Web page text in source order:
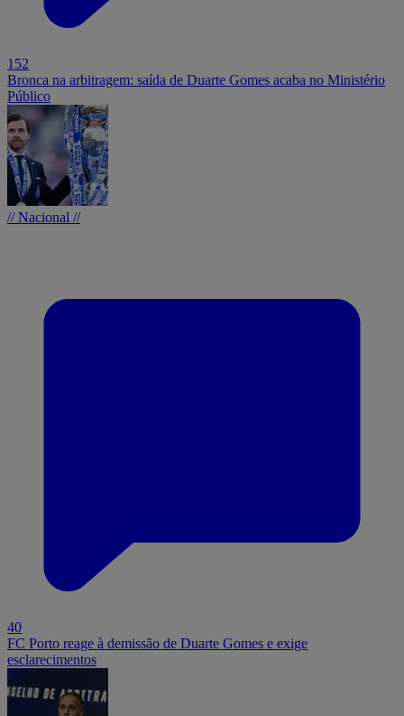
152
Bronca na arbitragem: saída de Duarte Gomes acaba no Ministério
Público
// Nacional //
40
FC Porto reage à demissão de Duarte Gomes e exige
esclarecimentos